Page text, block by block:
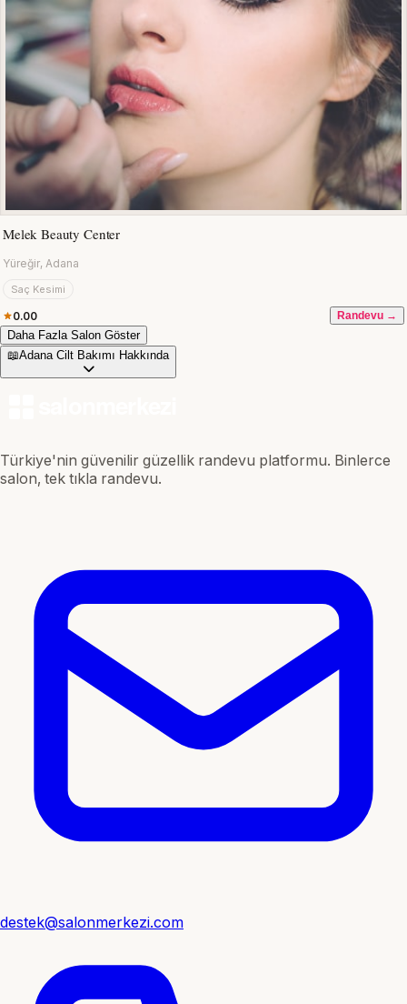
Melek Beauty Center
Yüreğir, Adana
Saç Kesimi
0.00 Randevu →
Daha Fazla Salon Göster
📖Adana Cilt Bakımı Hakkında
Türkiye'nin güvenilir güzellik randevu platformu. Binlerce
salon, tek tıkla randevu.
destek@salonmerkezi.com